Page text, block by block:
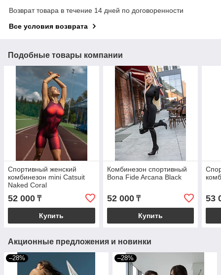
Возврат товара в течение 14 дней по договоренности
Все условия возврата
Подобные товары компании
Спортивный женский
комбинезон mini Catsuit
Naked Coral
52 000 ₸
Купить
Комбинезон спортивный
Bona Fide Arcana Black
52 000₸
Купить
53
Акционные предложения и новинки
–28% –28%